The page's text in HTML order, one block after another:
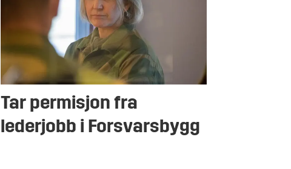
Tar permisjon fra
lederjobb i Forsvarsbygg